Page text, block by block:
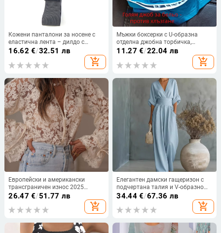
Кожени панталони за носене с
еластична лента – дилдо с
кухина, за възрастни, марка
16.62 €/32.51 лв
add_shopping_cart
Мъжки боксерки с U-образна
отделна джобна торбичка,
средно висока талия, дишащи,
повдигащи задните части, финно
тъкана вискоза (80–90%)
11.27 €/22.04 лв
add_shopping_cart
Европейски и американски
трансграничен износ 2025
японски и корейски износ за
жени K-стил нова изрязана
ежедневна дантелена риза
26.47 €/51.77 лв
add_shopping_cart
Елегантен дамски гащеризон с
подчертана талия и V-образно
деколте, летен модел 2026
34.44€/67.36 лв
add_shopping_cart